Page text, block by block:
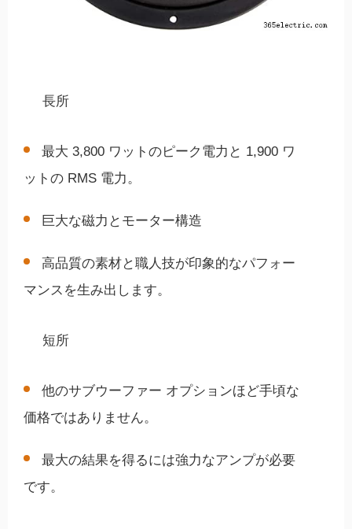
長所
最大 3,800 ワットのピーク電力と 1,900 ワ
ットの RMS 電力。
巨大な磁力とモーター構造
高品質の素材と職人技が印象的なパフォー
マンスを生み出します。
短所
他のサブウーファー オプションほど手頃な
価格ではありません。
最大の結果を得るには強力なアンプが必要
です。